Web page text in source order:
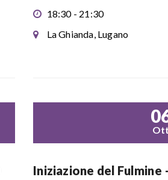
18:30 - 21:30
La Ghianda, Lugano
Ott
Iniziazione del Fulmine